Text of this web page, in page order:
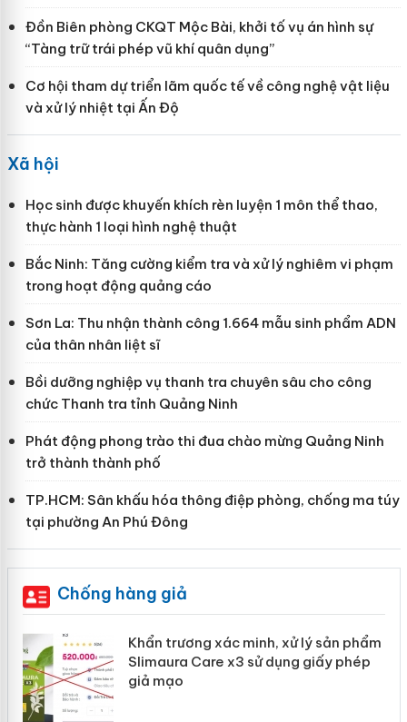
Đồn Biên phòng CKQT Mộc Bài, khởi tố vụ án hình sự
“Tàng trữ trái phép vũ khí quân dụng”
Cơ hội tham dự triển lãm quốc tế về công nghệ vật liệu
và xử lý nhiệt tại Ấn Độ
Xã hội
Học sinh được khuyến khích rèn luyện 1 môn thể thao,
thực hành 1 loại hình nghệ thuật
Bắc Ninh: Tăng cường kiểm tra và xử lý nghiêm vi phạm
trong hoạt động quảng cáo
Sơn La: Thu nhận thành công 1.664 mẫu sinh phẩm ADN
của thân nhân liệt sĩ
Bồi dưỡng nghiệp vụ thanh tra chuyên sâu cho công
chức Thanh tra tỉnh Quảng Ninh
Phát động phong trào thi đua chào mừng Quảng Ninh
trở thành thành phố
TP.HCM: Sân khấu hóa thông điệp phòng, chống ma túy
tại phường An Phú Đông
Chống hàng giả
Khẩn trương xác minh, xử lý sản phẩm
Slimaura Care x3 sử dụng giấy phép
giả mạo